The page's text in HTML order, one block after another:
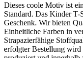
Dieses coole Motiv ist
Standard. Das Kinder T-
Geschenk. Wir bieten
Einheitliche Farben in
Strapazierfähige
erfolgter Bestellung